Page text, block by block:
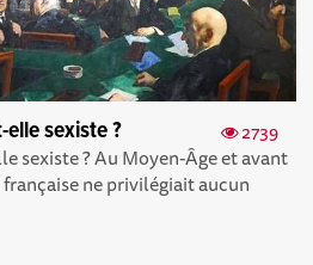
2739
sexiste ?
sexiste ? Au Moyen-Âge et avant
ne privilégiait aucun